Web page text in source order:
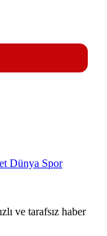
Dünya Spor
ve tarafsız haber